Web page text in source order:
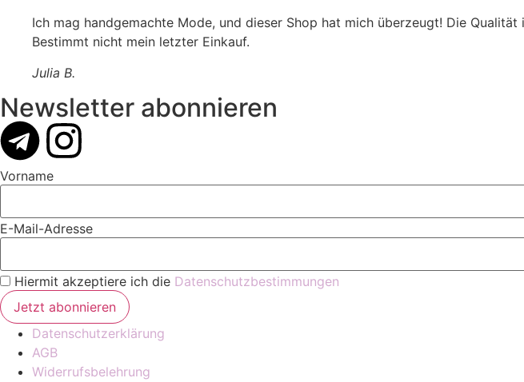
Ich mag handgemachte Mode, und dieser Shop hat mich überzeugt! Die
Bestimmt nicht mein letzter Einkauf.
Julia B.
Newsletter abonnieren
Vorname
E-Mail-Adresse
Hiermit akzeptiere ich die Datenschutzbestimmungen
Datenschutzerklärung
AGB
Widerrufsbelehrung